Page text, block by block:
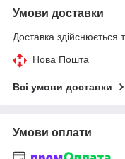
Умови доставки
Доставка здійснюється
Нова Пошта
Всі умови доставки
Умови оплати